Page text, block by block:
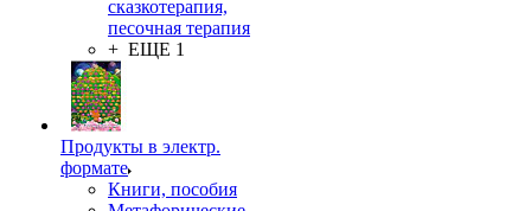
сказкотерапия,
песочная терапия
+ ЕЩЕ 1
Продукты в электр.
формате
Книги, пособия